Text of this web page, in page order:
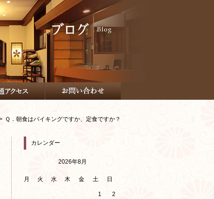
Ｑ．朝食はバイキングですか、定食ですか？
カレンダー
2026年8月
月 火 水 木 金 土 日
1 2